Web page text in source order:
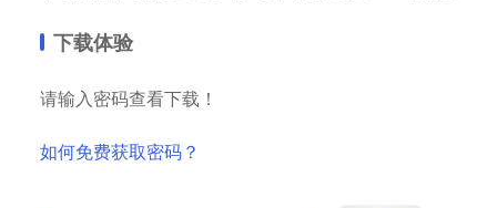
下载体验
请输入密码查看下载！
如何免费获取密码？